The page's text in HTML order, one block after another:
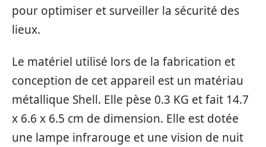
pour optimiser et surveiller la sécurité des
lieux.
Le matériel utilisé lors de la fabrication et
conception de cet appareil est un matériau
métallique Shell. Elle pèse 0.3 KG et fait 14.7
x 6.6 x 6.5 cm de dimension. Elle est dotée
une lampe infrarouge et une vision de nuit